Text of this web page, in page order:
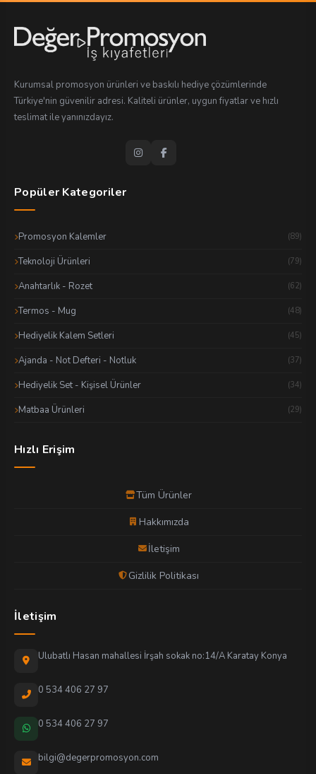
Kurumsal promosyon ürünleri ve baskılı hediye çözümlerinde
Türkiye'nin güvenilir adresi. Kaliteli ürünler, uygun fiyatlar ve hızlı
teslimat ile yanınızdayız.
Popüler Kategoriler
Promosyon Kalemler (89)
Teknoloji Ürünleri (79)
Anahtarlık - Rozet (62)
Termos - Mug (48)
Hediyelik Kalem Setleri (45)
Ajanda - Not Defteri - Notluk (37)
Hediyelik Set - Kişisel Ürünler (34)
Matbaa Ürünleri (29)
Hızlı Erişim
Tüm Ürünler
Hakkımızda
İletişim
Gizlilik Politikası
İletişim
Ulubatlı Hasan mahallesi İrşah sokak no:14/A Karatay Konya
0 534 406 27 97
0 534 406 27 97
bilgi@degerpromosyon.com